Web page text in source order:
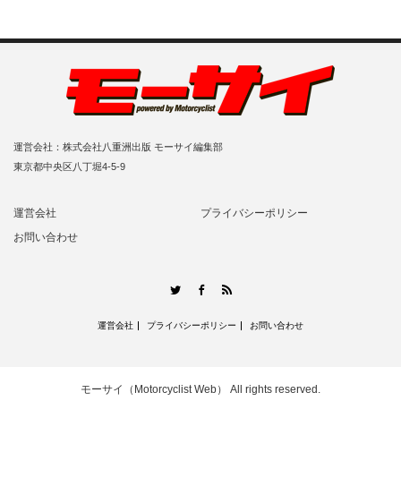
運営会社：株式会社八重洲出版 モーサイ編集部
東京都中央区八丁堀4-5-9
運営会社
プライバシーポリシー
お問い合わせ
TwitterFacebook
運営会社 プライバシーポリシー お問い合わせ
モーサイ（Motorcyclist Web） All rights reserved.